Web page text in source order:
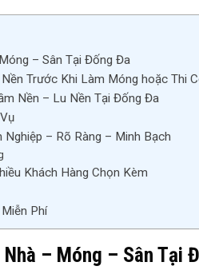
– Sân Tại Đống Đa
Trước Khi Làm Móng hoặc Thi
Nền – Lu Nền Tại Đống Đa
Nghiệp – Rõ Ràng – Minh Bạch
Khách Hàng Chọn Kèm
Phí
Nhà – Móng – Sân Tại